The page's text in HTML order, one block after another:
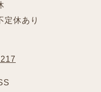
休あり